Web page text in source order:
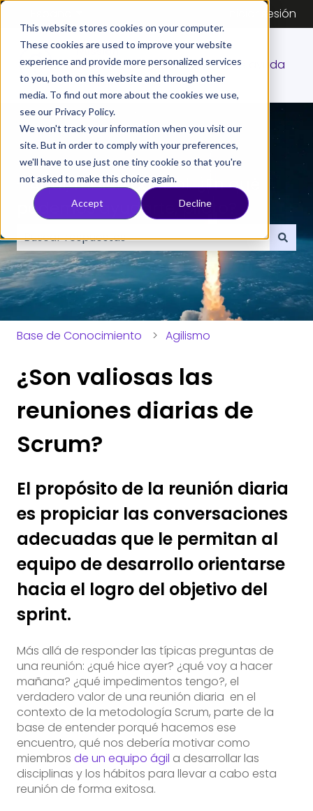
This website stores cookies on your computer.
These cookies are used to improve your website
experience and provide more personalized services
to you, both on this website and through other
media. To find out more about the cookies we use,
see our Privacy Policy.
We won't track your information when you visit our
site. But in order to comply with your preferences,
we'll have to use just one tiny cookie so that you're
not asked to make this choice again.
Accept Decline
Traducciones de Mostrar submenú de
Iniciar sesión
Centro de ayuda
- Aquí, misión control. ¿En qué
podemos ayudarte, piloto?
No hay sugerencias porque el campo de
Base de Conocimiento Agilismo
¿Son valiosas las
reuniones diarias de
Scrum?
El propósito de la reunión diaria
es propiciar las conversaciones
adecuadas que le permitan al
equipo de desarrollo orientarse
hacia el logro del objetivo del
sprint.
Más allá de responder las típicas preguntas de
una reunión: ¿qué hice ayer? ¿qué voy a hacer
mañana? ¿qué impedimentos tengo?, el
verdadero valor de una reunión diaria en el
contexto de la metodología Scrum, parte de la
base de entender porqué hacemos ese
encuentro, qué nos debería motivar como
miembros de un equipo ágil a desarrollar las
disciplinas y los hábitos para llevar a cabo esta
reunión de forma exitosa.